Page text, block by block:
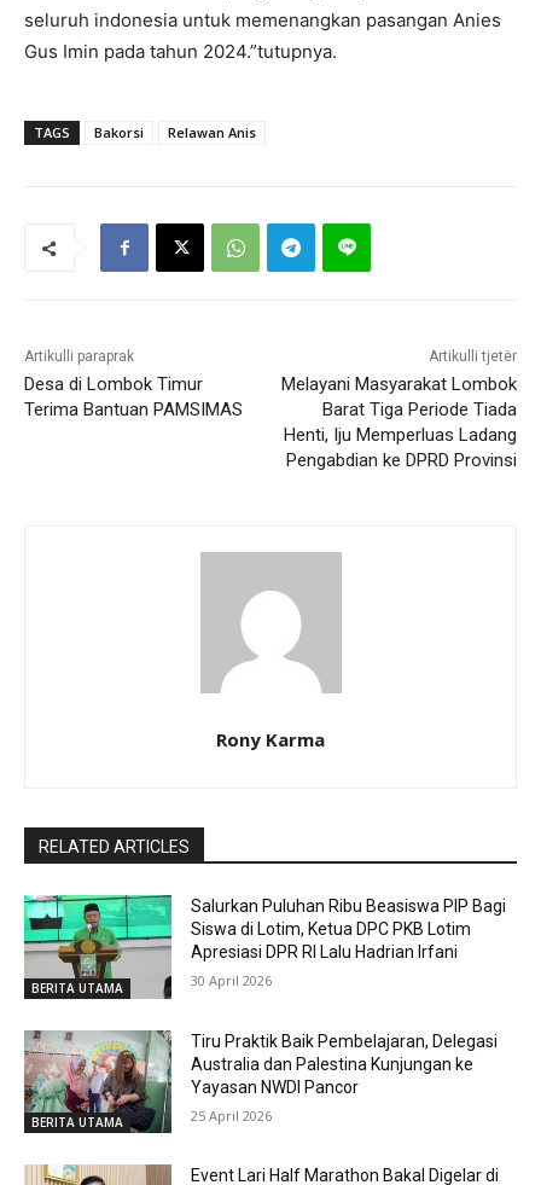
seluruh indonesia untuk memenangkan pasangan Anies
Gus Imin pada tahun 2024.”tutupnya.
TAGS Bakorsi Relawan Anis
Artikulli paraprak
Desa di Lombok Timur
Terima Bantuan PAMSIMAS
Artikulli tjetër
Melayani Masyarakat Lombok
Barat Tiga Periode Tiada
Henti, Iju Memperluas Ladang
Pengabdian ke DPRD Provinsi
Rony Karma
RELATED ARTICLES
BERITA UTAMA
Salurkan Puluhan Ribu Beasiswa PIP Bagi
Siswa di Lotim, Ketua DPC PKB Lotim
Apresiasi DPR RI Lalu Hadrian Irfani
30 April 2026
BERITA UTAMA
Tiru Praktik Baik Pembelajaran, Delegasi
Australia dan Palestina Kunjungan ke
Yayasan NWDI Pancor
25 April 2026
Event Lari Half Marathon Bakal Digelar di